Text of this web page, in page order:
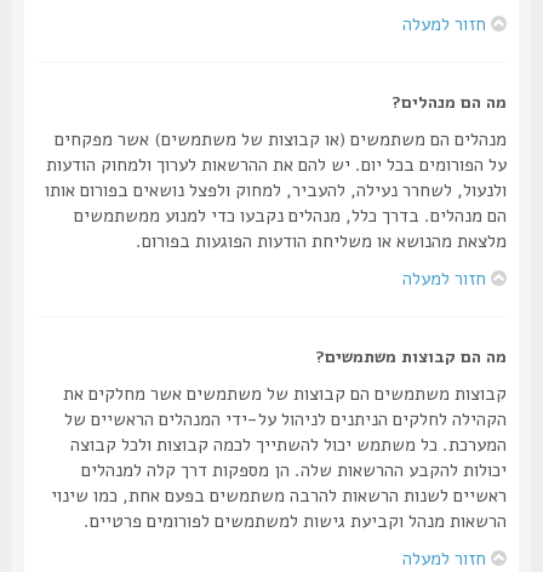
חזור למעלה
מה הם מנהלים?
מנהלים הם משתמשים (או קבוצות של משתמשים) אשר מפקחים
על הפורומים בכל יום. יש להם את ההרשאות לערוך ולמחוק הודעות
ולנעול, לשחרר נעילה, להעביר, למחוק ולפצל נושאים בפורום אותו
הם מנהלים. בדרך כלל, מנהלים נקבעו כדי למנוע ממשתמשים
מלצאת מהנושא או משליחת הודעות הפוגעות בפורום.
חזור למעלה
מה הם קבוצות משתמשים?
קבוצות משתמשים הם קבוצות של משתמשים אשר מחלקים את
הקהילה לחלקים הניתנים לניהול על-ידי המנהלים הראשיים של
המערכת. כל משתמש יכול להשתייך לכמה קבוצות ולכל קבוצה
יכולות להקבע ההרשאות שלה. הן מספקות דרך קלה למנהלים
ראשיים לשנות הרשאות להרבה משתמשים בפעם אחת, כמו שינוי
הרשאות מנהל וקביעת גישות למשתמשים לפורומים פרטיים.
חזור למעלה